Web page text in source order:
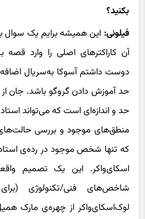
بکنید؟
فیلونی: این همیشه برایم یک سوال
آن کاراکترهای اصلی را وارد قصه
دوست داشتم آسوکا به‌سریال
حد آموزش دادن گروگو باشد.
حد و اندازه‌ای است که می‌تواند
منطق‌های موجود و بررسی
که تنها شخص موجود در رده‌ی
اسکای‌واکر. این یک تصمیم
شاخص‌های فنی/تکنولوژی
لوک‌اسکای‌واکر از چهره‌ی مارک